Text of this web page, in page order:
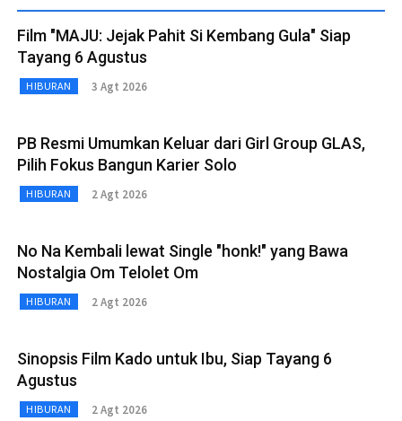
Film "MAJU: Jejak Pahit Si Kembang Gula" Siap
Tayang 6 Agustus
HIBURAN 3 Agt 2026
PB Resmi Umumkan Keluar dari Girl Group GLAS,
Pilih Fokus Bangun Karier Solo
HIBURAN 2 Agt 2026
No Na Kembali lewat Single "honk!" yang Bawa
Nostalgia Om Telolet Om
HIBURAN 2 Agt 2026
Sinopsis Film Kado untuk Ibu, Siap Tayang 6
Agustus
HIBURAN 2 Agt 2026